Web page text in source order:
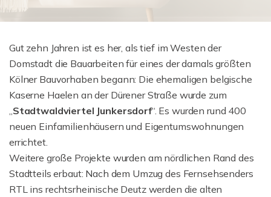
Gut zehn Jahren ist es her, als tief im Westen der
Domstadt die Bauarbeiten für eines der damals größten
Kölner Bauvorhaben begann: Die ehemaligen belgische
Kaserne Haelen an der Dürener Straße wurde zum
„Stadtwaldviertel Junkersdorf“. Es wurden rund 400
neuen Einfamilienhäusern und Eigentumswohnungen
errichtet.
Weitere große Projekte wurden am nördlichen Rand des
Stadtteils erbaut: Nach dem Umzug des Fernsehsenders
RTL ins rechtsrheinische Deutz werden die alten